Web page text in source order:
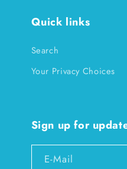
Quick links
Search
Your Privacy Choices
Sign up for
E-Mail